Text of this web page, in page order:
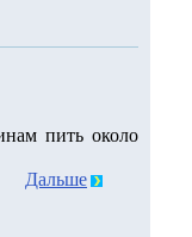
пить около
Дальше